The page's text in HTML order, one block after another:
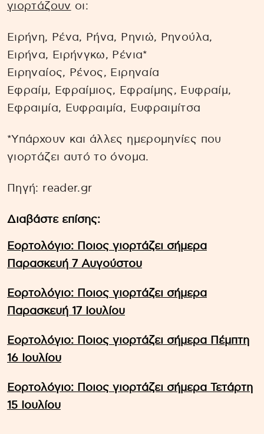
γιορτάζουν οι:
Ειρήνη, Ρένα, Ρήνα, Ρηνιώ, Ρηνούλα,
Ειρήνα, Ειρήνγκω, Ρένια*
Ειρηναίος, Ρένος, Ειρηναία
Εφραίμ, Εφραίμιος, Εφραίμης, Ευφραίμ,
Εφραιμία, Ευφραιμία, Ευφραιμίτσα
*Υπάρχουν και άλλες ημερομηνίες που
γιορτάζει αυτό το όνομα.
Πηγή: reader.gr
Διαβάστε επίσης:
Εορτολόγιο: Ποιος γιορτάζει σήμερα
Παρασκευή 7 Αυγούστου
Εορτολόγιο: Ποιος γιορτάζει σήμερα
Παρασκευή 17 Ιουλίου
Εορτολόγιο: Ποιος γιορτάζει σήμερα Πέμπτη
16 Ιουλίου
Εορτολόγιο: Ποιος γιορτάζει σήμερα Τετάρτη
15 Ιουλίου